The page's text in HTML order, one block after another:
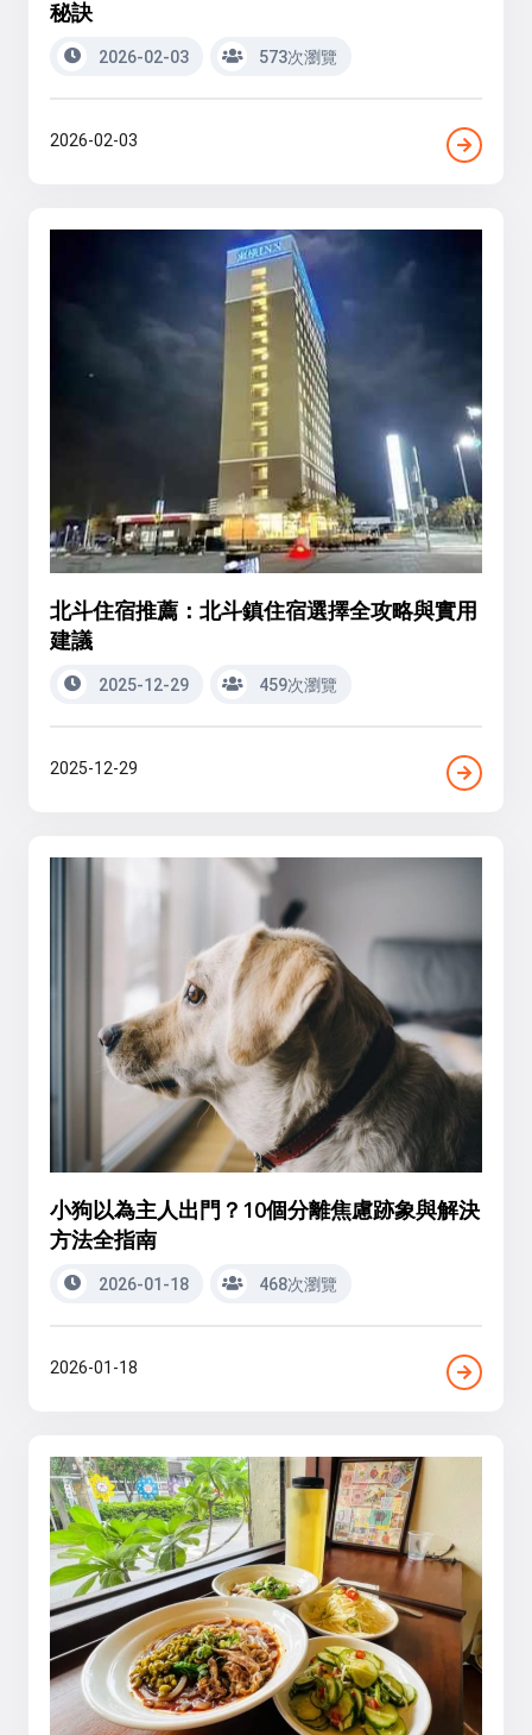
秘訣
2026-02-03 573次瀏覽
2026-02-03
北斗住宿推薦：北斗鎮住宿選擇全攻略與實用
建議
2025-12-29 459次瀏覽
2025-12-29
小狗以為主人出門？10個分離焦慮跡象與解決
方法全指南
2026-01-18 468次瀏覽
2026-01-18